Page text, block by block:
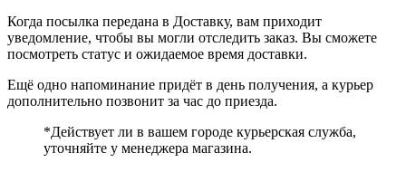
Когда посылка передана в Доставку, вам приходит
уведомление, чтобы вы могли отследить заказ. Вы сможете
посмотреть статус и ожидаемое время доставки.
Ещё одно напоминание придёт в день получения, а курьер
дополнительно позвонит за час до приезда.
*Действует ли в вашем городе курьерская служба,
уточняйте у менеджера магазина.